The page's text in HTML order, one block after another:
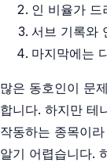
인 비율가 드
서브 기록와
마지막에는
많은 동호인이 문
합니다. 하지만 테
작동하는 종목이
알기 어렵습니다.